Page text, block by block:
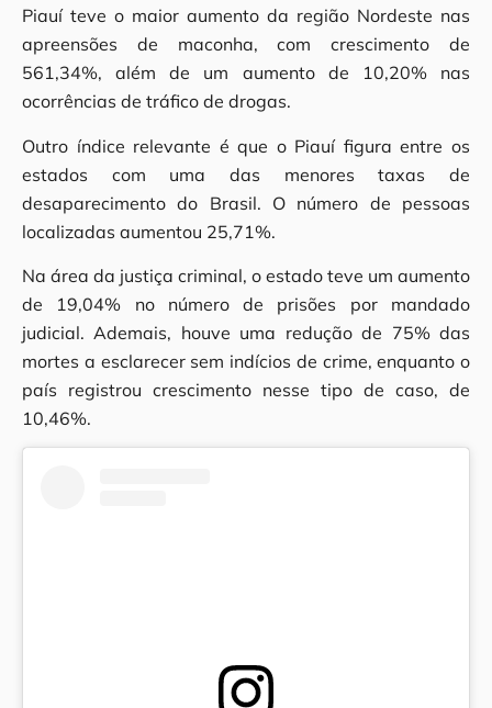
Piauí teve o maior aumento da região Nordeste nas
apreensões de maconha, com crescimento de
561,34%, além de um aumento de 10,20% nas
ocorrências de tráfico de drogas.
Outro índice relevante é que o Piauí figura entre os
estados com uma das menores taxas de
desaparecimento do Brasil. O número de pessoas
localizadas aumentou 25,71%.
Na área da justiça criminal, o estado teve um aumento
de 19,04% no número de prisões por mandado
judicial. Ademais, houve uma redução de 75% das
mortes a esclarecer sem indícios de crime, enquanto o
país registrou crescimento nesse tipo de caso, de
10,46%.